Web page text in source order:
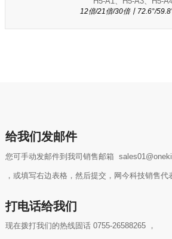
12倍/21倍/30倍丨72.6°/
给我们发邮件
您可手动发邮件到我司销售邮箱
，或填写右边表格，然后提交，网今科技销售代
打电话给我们
现在拨打我们的热线固话 0755-26588265 ，